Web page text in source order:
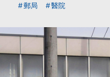
郵局 醫院